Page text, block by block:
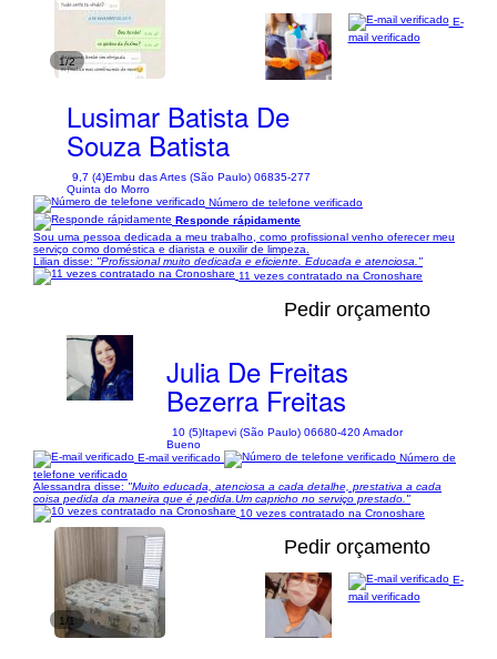
1/2
Lusimar Batista De
Souza Batista
9,7 (4)Embu das Artes (São Paulo) 06835-277
Quinta do Morro
E-
mail verificado
Número de telefone verificado
Responde rápidamente
Sou uma pessoa dedicada a meu trabalho, como profissional venho oferecer meu
serviço como doméstica e diarista e ouxilir de limpeza.
Lilian disse: "Profissional muito dedicada e eficiente. Educada e atenciosa."
11 vezes contratado na Cronoshare
Pedir orçamento
Julia De Freitas
Bezerra Freitas
10 (5)Itapevi (São Paulo) 06680-420 Amador
Bueno
E-mail verificado
Número de
telefone verificado
Alessandra disse: "Muito educada, atenciosa a cada detalhe, prestativa a cada
coisa pedida da maneira que é pedida.Um capricho no serviço prestado."
10 vezes contratado na Cronoshare
1/1
Pedir orçamento
E-
mail verificado